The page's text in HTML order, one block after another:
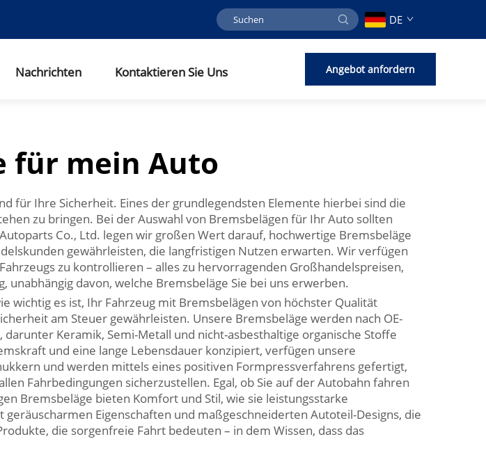
DE
Nachrichten Kontaktieren Sie Uns Angebot anfordern
für mein Auto
für Ihre Sicherheit. Eines der grundlegendsten Elemente hierbei sind die
zu bringen. Bei der Auswahl von Bremsbelägen für Ihr Auto sollten
Co., Ltd. legen wir großen Wert darauf, hochwertige Bremsbeläge
gewährleisten, die langfristigen Nutzen erwarten. Wir verfügen
zu kontrollieren – alles zu hervorragenden Großhandelspreisen,
davon, welche Bremsbeläge Sie bei uns erwerben.
wichtig es ist, Ihr Fahrzeug mit Bremsbelägen von höchster Qualität
am Steuer gewährleisten. Unsere Bremsbeläge werden nach OE-
Keramik, Semi-Metall und nicht-asbesthaltige organische Stoffe
und eine lange Lebensdauer konzipiert, verfügen unsere
und werden mittels eines positiven Formpressverfahrens gefertigt,
Fahrbedingungen sicherzustellen. Egal, ob Sie auf der Autobahn fahren
Bremsbeläge bieten Komfort und Stil, wie sie leistungsstarke
Eigenschaften und maßgeschneiderten Autoteil-Designs, die
die sorgenfreie Fahrt bedeuten – in dem Wissen, dass das